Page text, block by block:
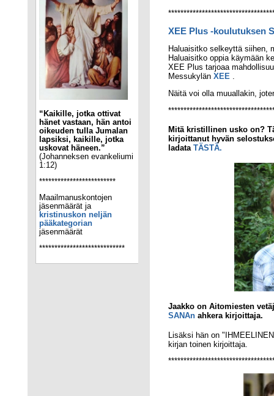
“Kaikille, jotka ottivat
hänet vastaan, hän antoi
oikeuden tulla Jumalan
lapsiksi, kaikille, jotka
uskovat häneen.”
(Johanneksen evankeliumi
1:12)
*************************
Maailmanuskontojen
jäsenmäärät ja
kristinuskon neljän
pääkategorian
jäsenmäärät
****************************
XEE Plus -koulutuksen
Haluaisitko selkeyttä siihen,
Haluaisitko oppia käymään
XEE Plus tarjoaa
Messukylän XEE .
Näitä voi olla muuallakin,
Mitä kristillinen usko on?
kirjoittanut hyvän
ladata TÄSTÄ.
Jaakko on Aitomiesten
SANAn ahkera kirjoittaja.
Lisäksi hän on
kirjan toinen kirjoittaja.